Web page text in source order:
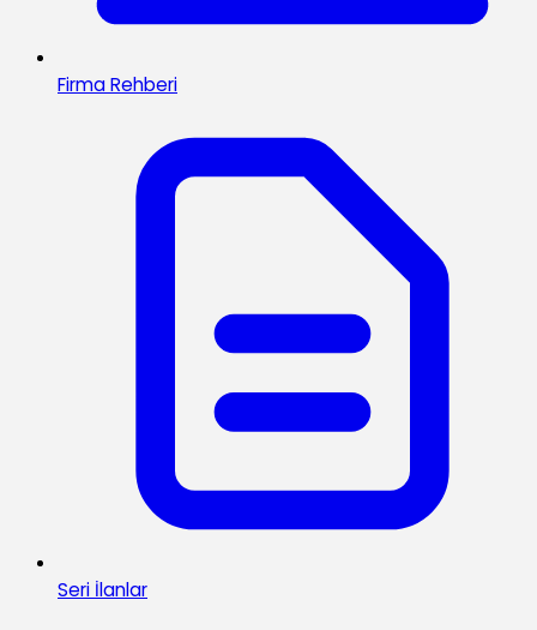
Firma Rehberi
Seri İlanlar